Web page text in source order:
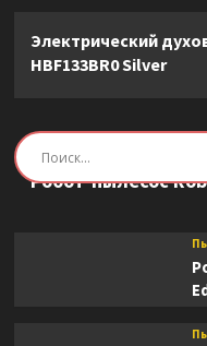
Электрический
HBF133BR0 Silver
Пылесосы
Робот-пылесос